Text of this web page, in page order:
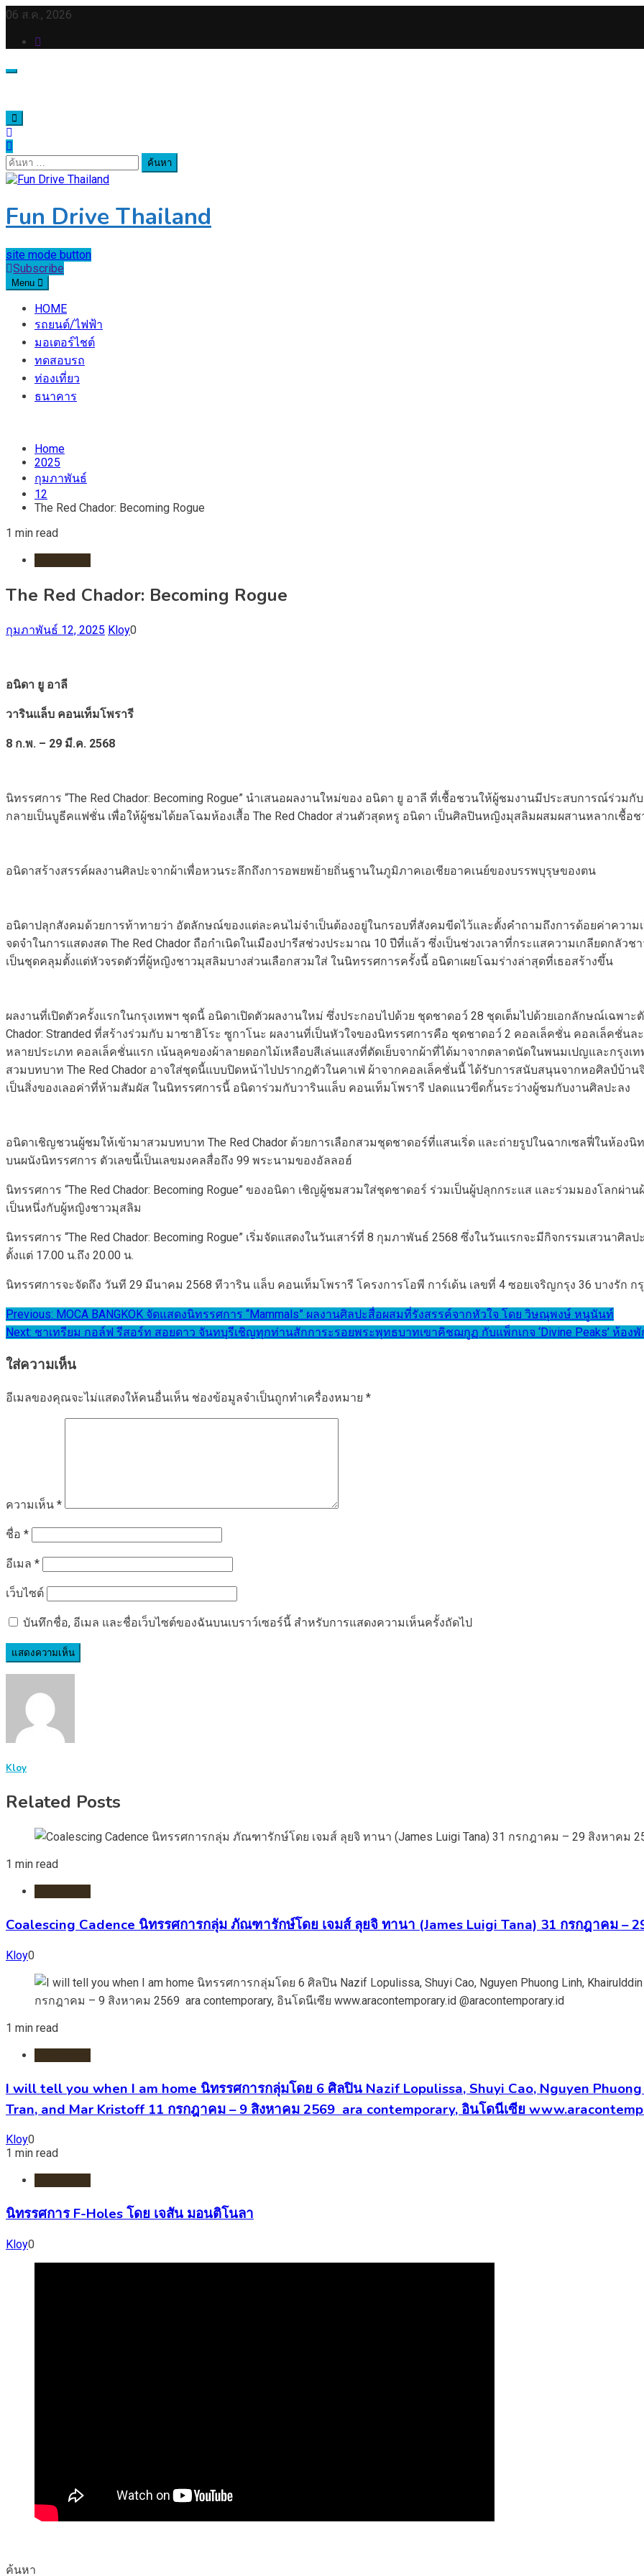
Skip
content
06 ส.ค., 2026
ค้นหา
สำหรับ:
Fun Drive Thailand
site mode button
Subscribe
Menu
HOME
รถยนต์/ไฟฟ้า
มอเตอร์ไชต์
ทดสอบรถ
ท่องเที่ยว
ธนาคาร
Home
2025
กุมภาพันธ์
12
The Red Chador: Becoming Rogue
1 min read
The Red Chador: Becoming Rogue
กุมภาพันธ์ 12, 2025 Kloy0
อนิดา ยู อาลี
วารินแล็บ คอนเท็มโพรารี
8 ก.พ. – 29 มี.ค. 2568
นิทรรศการ “The Red Chador: Becoming Rogue” นำเสนอผลงานใหม่ของ อนิดา ยู อาลี ที่เชื้อชวนให้ผู้ชมงานมีประสบการณ์ร่ว
กลายเป็นบูธีคแฟชั่น เพื่อให้ผู้ชมได้ยลโฉมห้องเสื้อ The Red Chador ส่วนตัวสุดหรู อนิดา เป็นศิลปินหญิงมุสลิมผสมผสานหลากเชื้อช
อนิดาสร้างสรรค์ผลงานศิลปะจากผ้าเพื่อหวนระลึกถึงการอพยพย้ายถิ่นฐานในภูมิภาคเอเชียอาคเนย์ของบรรพบุรุษของตน
อนิดาปลุกสังคมด้วยการท้าทายว่า อัตลักษณ์ของแต่ละคนไม่จำเป็นต้องอยู่ในกรอบที่สังคมขีดไว้และตั้งคำถามถึงการด้อยค่าความ
จดจำในการแสดงสด The Red Chador ถือกำเนิดในเมืองปารีสช่วงประมาณ 10 ปีที่แล้ว ซึ่งเป็นช่วงเวลาที่กระแสความเกลียดก
เป็นชุดคลุมตั้งแต่หัวจรดตัวที่ผู้หญิงชาวมุสลิมบางส่วนเลือกสวมใส่ ในนิทรรศการครั้งนี้ อนิดาเผยโฉมร่างล่าสุดที่เธอสร้างขึ้น
ผลงานที่เปิดตัวครั้งแรกในกรุงเทพฯ ชุดนี้ อนิดาเปิดตัวผลงานใหม่ ซึ่งประกอบไปด้วย ชุดชาดอว์ 28 ชุดเต็มไปด้วยเอกลักษณ์เฉพา
Chador: Stranded ที่สร้างร่วมกับ มาซาฮิโระ ซูกาโนะ ผลงานที่เป็นหัวใจของนิทรรศการคือ ชุดชาดอว์ 2 คอลเล็คชั่น คอลเล็คชั่น
หลายประเภท คอลเล็คชั่นแรก เน้นลุคของผ้าลายดอกไม้เหลือบสีเล่นแสงที่ตัดเย็บจากผ้าที่ได้มาจากตลาดนัดในพนมเปญและกรุ
สวมบทบาท The Red Chador อาจใส่ชุดนี้แบบปิดหน้าไปปรากฎตัวในคาเฟ่ ผ้าจากคอลเล็คชั่นนี้ ได้รับการสนับสนุนจากหอศิลป์บ้
เป็นสิ่งของเลอค่าที่ห้ามสัมผัส ในนิทรรศการนี้ อนิดาร่วมกับวารินแล็บ คอนเท็มโพรารี ปลดแนวขีดกั้นระว่างผู้ชมกับงานศิลปะลง
อนิดาเชิญชวนผู้ชมให้เข้ามาสวมบทบาท The Red Chador ด้วยการเลือกสวมชุดชาดอร์ที่แสนเริ่ด และถ่ายรูปในฉากเซลฟี่ในห้อง
บนผนังนิทรรศการ ตัวเลขนี้เป็นเลขมงคลสื่อถึง 99 พระนามของอัลลอฮ์
นิทรรศการ “The Red Chador: Becoming Rogue” ของอนิดา เชิญผู้ชมสวมใส่ชุดชาดอร์ ร่วมเป็นผู้ปลุกกระแส และร่วมมองโลกผ่
เป็นหนึ่งกับผู้หญิงชาวมุสลิม
นิทรรศการ “The Red Chador: Becoming Rogue” เริ่มจัดแสดงในวันเสาร์ที่ 8 กุมภาพันธ์ 2568 ซึ่งในวันแรกจะมีกิจกรรมเสวนาศิ
ตั้งแต่ 17.00 น.ถึง 20.00 น.
นิทรรศการจะจัดถึง วันที 29 มีนาคม 2568 ทีวาริน แล็บ คอนเท็มโพรารี โครงการโอพี การ์เด้น เลขที่ 4 ซอยเจริญกรุง 36 บางรัก กรุ
แนะแนว
เรื่อง
Previous: MOCA BANGKOK จัดแสดงนิทรรศการ “Mammals” ผลงานศิลปะสื่อผสมที่รังสรรค์จากหัวใจ โดย วิษณุพงษ์ หนูนันท์
Next: ชาเทรียม กอล์ฟ รีสอร์ท สอยดาว จันทบุรีเชิญทุกท่านสักการะรอยพระพุทธบาทเขาคิชฌกูฏ กับแพ็กเกจ ‘Divine Peaks’ ห้อง
ใส่ความเห็น
อีเมลของคุณจะไม่แสดงให้คนอื่นเห็น ช่องข้อมูลจำเป็นถูกทำเครื่องหมาย *
ความเห็น *
ชื่อ *
อีเมล *
เว็บไซต์
บันทึกชื่อ, อีเมล และชื่อเว็บไซต์ของฉันบนเบราว์เซอร์นี้ สำหรับการแสดงความเห็นครั้งถัดไป
Kloy
Related Posts
1 min read
Coalescing Cadence นิทรรศการกลุ่ม ภัณฑารักษ์โดย เจมส์ ลุยจิ ทานา (James Luigi Tana) 31 กรกฎาคม –
Kloy0
1 min read
I will tell you when I am home นิทรรศการกลุ่มโดย 6 ศิลปิน Nazif Lopulissa, Shuyi Cao, Nguyen
Tran, and Mar Kristoff 11 กรกฎาคม – 9 สิงหาคม 2569 ara contemporary, อินโดนีเซีย
Kloy0
1 min read
นิทรรศการ F-Holes โดย เจสัน มอนติโนลา
Kloy0
ค้นหา